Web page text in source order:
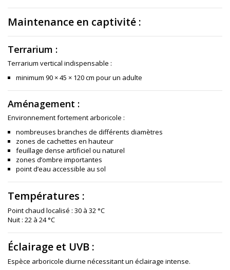
Maintenance en captivité :
Terrarium :
Terrarium vertical indispensable :
minimum 90 × 45 × 120 cm pour un adulte
Aménagement :
Environnement fortement arboricole :
nombreuses branches de différents diamètres
zones de cachettes en hauteur
feuillage dense artificiel ou naturel
zones d’ombre importantes
point d’eau accessible au sol
Températures :
Point chaud localisé : 30 à 32 °C
Nuit : 22 à 24 °C
Éclairage et UVB :
Espèce arboricole diurne nécessitant un éclairage intense.